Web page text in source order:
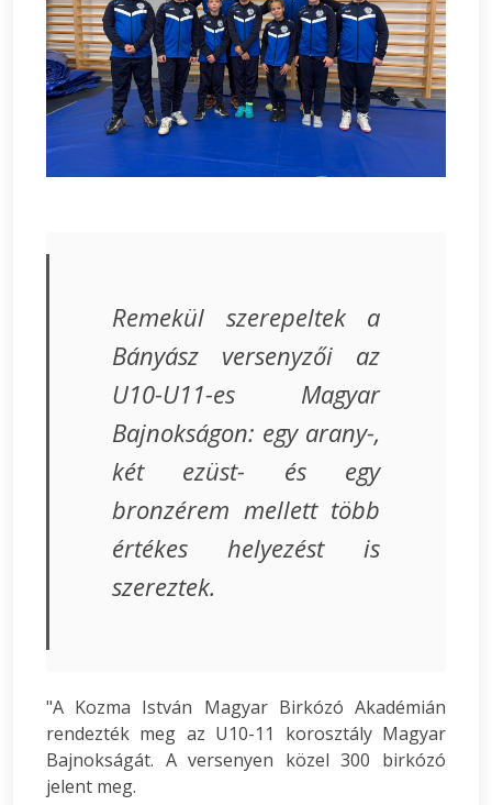
Remekül szerepeltek a
Bányász versenyzői az
U10-U11-es Magyar
Bajnokságon: egy arany-,
két ezüst- és egy
bronzérem mellett több
értékes helyezést is
szereztek.
"A Kozma István Magyar Birkózó Akadémián
rendezték meg az U10-11 korosztály Magyar
Bajnokságát. A versenyen közel 300 birkózó
jelent meg.